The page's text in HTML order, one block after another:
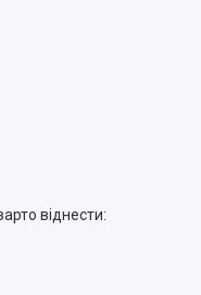
віднести: